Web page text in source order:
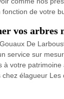
de votre
vos arbres
De
service sur
votre
élagueur